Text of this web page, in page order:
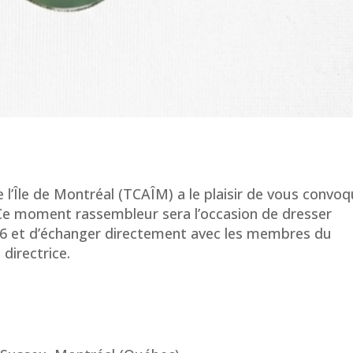
de Montréal (TCAÎM) a le plaisir de vous
moment rassembleur sera l’occasion de dresser
et d’échanger directement avec les membres du
directrice.